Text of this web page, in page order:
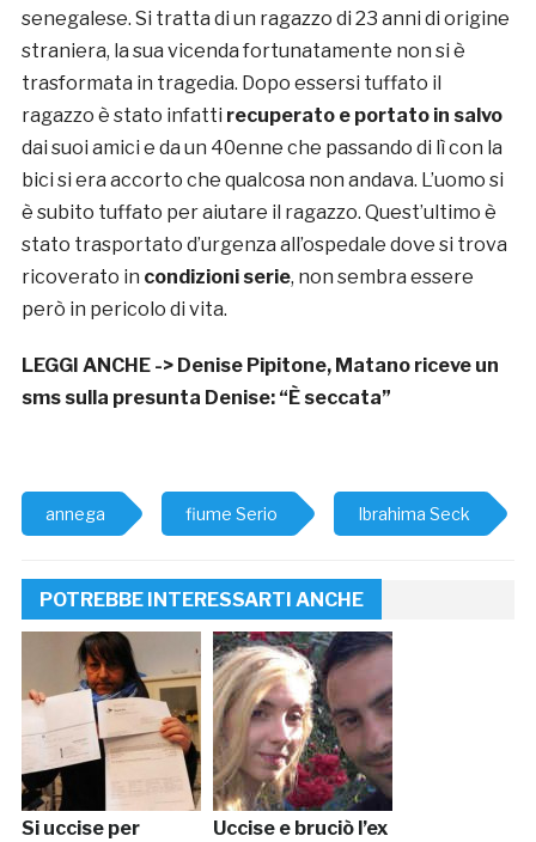
senegalese. Si tratta di un ragazzo di 23 anni di origine
straniera, la sua vicenda fortunatamente non si è
trasformata in tragedia. Dopo essersi tuffato il
ragazzo è stato infatti recuperato e portato in salvo
dai suoi amici e da un 40enne che passando di lì con la
bici si era accorto che qualcosa non andava. L’uomo si
è subito tuffato per aiutare il ragazzo. Quest’ultimo è
stato trasportato d’urgenza all’ospedale dove si trova
ricoverato in condizioni serie, non sembra essere
però in pericolo di vita.
LEGGI ANCHE -> Denise Pipitone, Matano riceve un
sms sulla presunta Denise: “È seccata”
annega fiume Serio Ibrahima Seck
POTREBBE INTERESSARTI ANCHE
Si uccise per
Uccise e bruciò l’ex